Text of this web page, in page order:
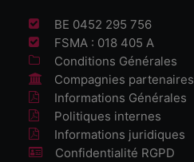
BE 0452 295 756
FSMA : 018 405 A
Conditions Générales
Compagnies partenaires
Informations Générales
Politiques internes
Informations juridiques
Confidentialité RGPD